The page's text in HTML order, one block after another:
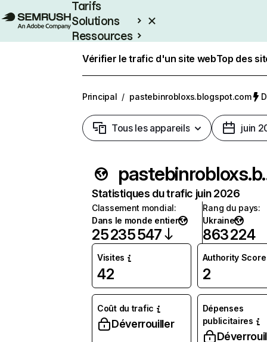
Tarifs
Solutions
Ressources
Vérifier le trafic d'un site webTop des
Principal / pastebinrobloxs.blogspot.com
Tous les appareils juin
Statistiques du trafic juin 2026
Classement mondial:
Dans le monde entier
25 235 547
Rang du pays:
Ukraine
863 224
Visites
42
Authority Score
2
Coût du trafic
Déverrouiller
Dépenses
publicitaires